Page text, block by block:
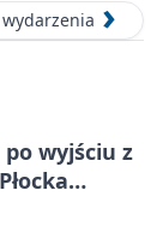
wyjściu z